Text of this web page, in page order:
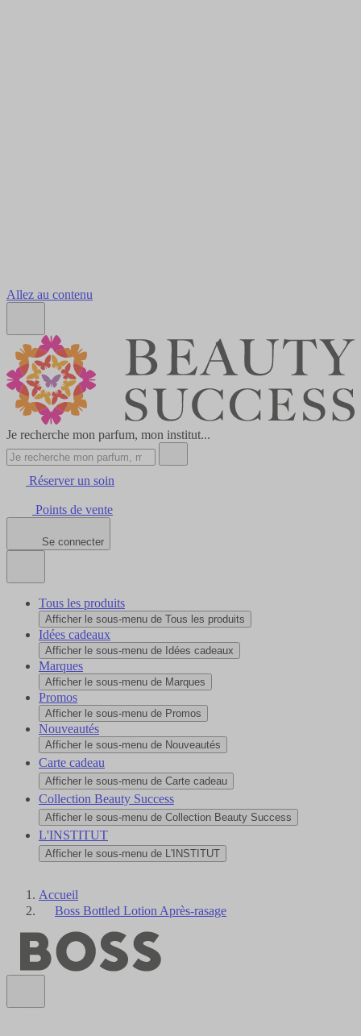
Allez au contenu
Je recherche mon parfum, mon institut...
Réserver un soin
Points de vente
Se connecter
Tous les produits
Afficher le sous-menu de Tous les produits
Idées cadeaux
Afficher le sous-menu de Idées cadeaux
Marques
Afficher le sous-menu de Marques
Promos
Afficher le sous-menu de Promos
Nouveautés
Afficher le sous-menu de Nouveautés
Carte cadeau
Afficher le sous-menu de Carte cadeau
Collection Beauty Success
Afficher le sous-menu de Collection Beauty Success
L'INSTITUT
Afficher le sous-menu de L'INSTITUT
Accueil
Boss Bottled Lotion Après-rasage